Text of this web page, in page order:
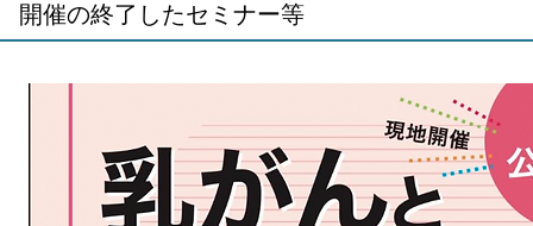
開催の終了したセミナー等